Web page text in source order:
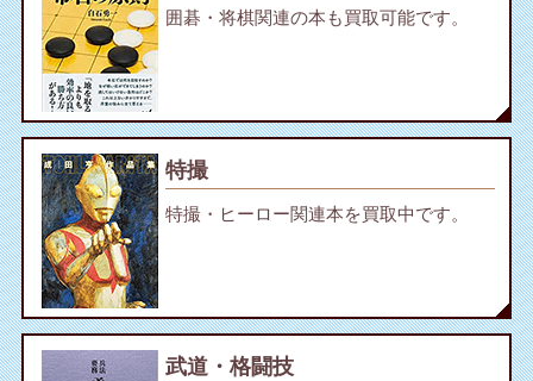
囲碁・将棋関連の本も買取可能です。
特撮
特撮・ヒーロー関連本を買取中です。
武道・格闘技